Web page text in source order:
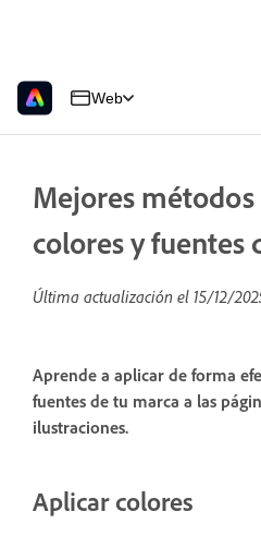
Web
Mejores
colores y fuentes
Última actualización el 15/12/
Aprende a aplicar de forma
fuentes de tu marca a las
ilustraciones.
Aplicar colores